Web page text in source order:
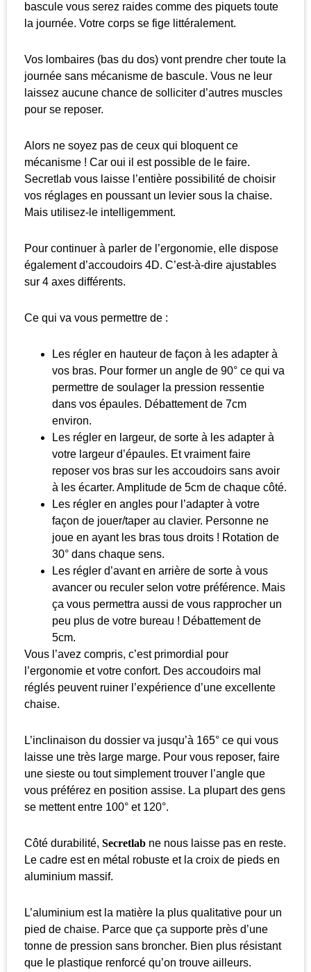
bascule vous serez raides comme des piquets toute
la journée. Votre corps se fige littéralement.
Vos lombaires (bas du dos) vont prendre cher toute la
journée sans mécanisme de bascule. Vous ne leur
laissez aucune chance de solliciter d’autres muscles
pour se reposer.
Alors ne soyez pas de ceux qui bloquent ce
mécanisme ! Car oui il est possible de le faire.
Secretlab vous laisse l’entière possibilité de choisir
vos réglages en poussant un levier sous la chaise.
Mais utilisez-le intelligemment.
Pour continuer à parler de l’ergonomie, elle dispose
également d’accoudoirs 4D. C’est-à-dire ajustables
sur 4 axes différents.
Ce qui va vous permettre de :
Les régler en hauteur de façon à les adapter à
vos bras. Pour former un angle de 90° ce qui va
permettre de soulager la pression ressentie
dans vos épaules. Débattement de 7cm
environ.
Les régler en largeur, de sorte à les adapter à
votre largeur d’épaules. Et vraiment faire
reposer vos bras sur les accoudoirs sans avoir
à les écarter. Amplitude de 5cm de chaque côté.
Les régler en angles pour l’adapter à votre
façon de jouer/taper au clavier. Personne ne
joue en ayant les bras tous droits ! Rotation de
30° dans chaque sens.
Les régler d’avant en arrière de sorte à vous
avancer ou reculer selon votre préférence. Mais
ça vous permettra aussi de vous rapprocher un
peu plus de votre bureau ! Débattement de
5cm.
Vous l’avez compris, c’est primordial pour
l’ergonomie et votre confort. Des accoudoirs mal
réglés peuvent ruiner l’expérience d’une excellente
chaise.
L’inclinaison du dossier va jusqu’à 165° ce qui vous
laisse une très large marge. Pour vous reposer, faire
une sieste ou tout simplement trouver l’angle que
vous préférez en position assise. La plupart des gens
se mettent entre 100° et 120°.
Côté durabilité, Secretlab ne nous laisse pas en reste.
Le cadre est en métal robuste et la croix de pieds en
aluminium massif.
L’aluminium est la matière la plus qualitative pour un
pied de chaise. Parce que ça supporte près d’une
tonne de pression sans broncher. Bien plus résistant
que le plastique renforcé qu’on trouve ailleurs.